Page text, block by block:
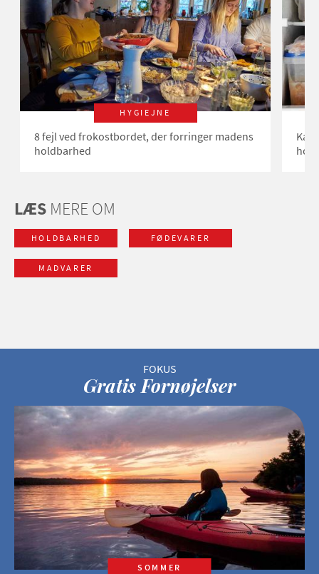
HYGIEJNE
8 fejl ved frokostbordet, der forringer madens
holdbarhed
Kan
LÆS MERE OM
HOLDBARHED FØDEVARER
MADVARER
Gratis Fornøjelser
SOMMER